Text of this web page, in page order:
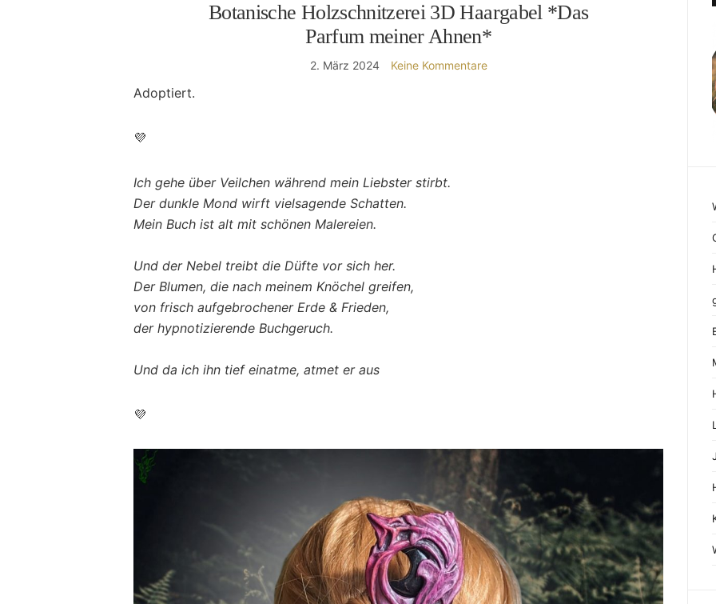
Botanische Holzschnitzerei 3D Haargabel *Das
Parfum meiner Ahnen*
2. März 2024 Keine Kommentare
Adoptiert.
💜
Ich gehe über Veilchen während mein Liebster stirbt.
Der dunkle Mond wirft vielsagende Schatten.
Mein Buch ist alt mit schönen Malereien.
Und der Nebel treibt die Düfte vor sich her.
Der Blumen, die nach meinem Knöchel greifen,
von frisch aufgebrochener Erde & Frieden,
der hypnotizierende Buchgeruch.
Und da ich ihn tief einatme, atmet er aus
💜